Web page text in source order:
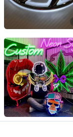
Ningbo
Zhejiang,